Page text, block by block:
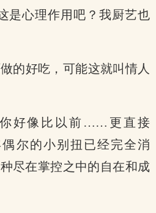
是心理作用吧？我厨艺也
的好吃，可能这就叫情人
好像比以前……更直接
尔的小别扭已经完全消
尽在掌控之中的自在和成